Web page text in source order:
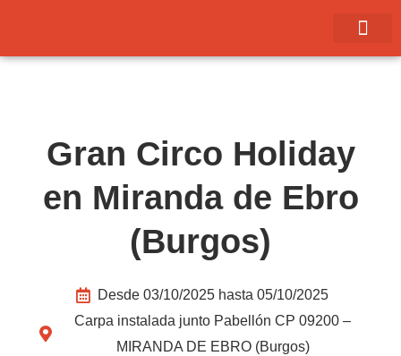
contenido
Gran Circo Holiday
en Miranda de Ebro
(Burgos)
Desde 03/10/2025 hasta 05/10/2025
Carpa instalada junto Pabellón CP 09200 –
MIRANDA DE EBRO (Burgos)